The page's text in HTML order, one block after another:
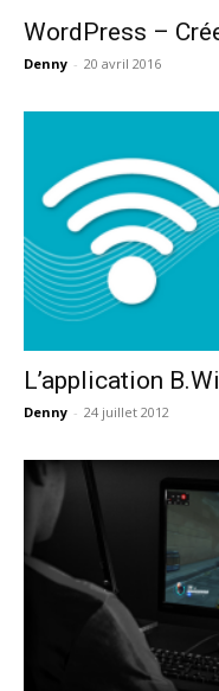
WordPress –
Denny - 20 avril 2016
L’application
Denny - 24 juillet 2012